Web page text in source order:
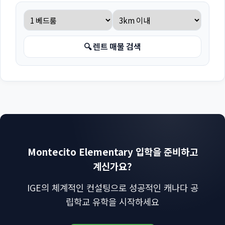
🔍 렌트 매물 검색
Montecito Elementary 입학을 준비하고
계신가요?
IGE의 체계적인 컨설팅으로 성공적인 캐나다 공
립학교 유학을 시작하세요